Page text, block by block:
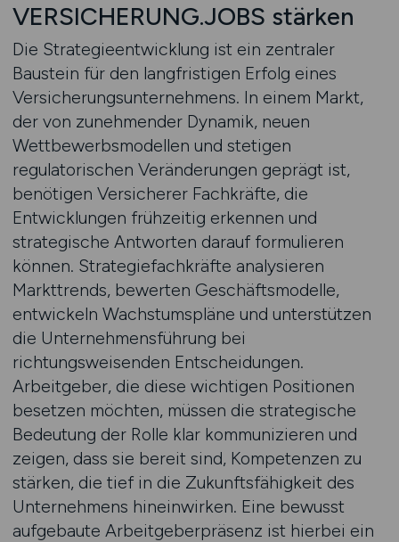
VERSICHERUNG.JOBS stärken
Die Strategieentwicklung ist ein zentraler
Baustein für den langfristigen Erfolg eines
Versicherungsunternehmens. In einem Markt,
der von zunehmender Dynamik, neuen
Wettbewerbsmodellen und stetigen
regulatorischen Veränderungen geprägt ist,
benötigen Versicherer Fachkräfte, die
Entwicklungen frühzeitig erkennen und
strategische Antworten darauf formulieren
können. Strategiefachkräfte analysieren
Markttrends, bewerten Geschäftsmodelle,
entwickeln Wachstumspläne und unterstützen
die Unternehmensführung bei
richtungsweisenden Entscheidungen.
Arbeitgeber, die diese wichtigen Positionen
besetzen möchten, müssen die strategische
Bedeutung der Rolle klar kommunizieren und
zeigen, dass sie bereit sind, Kompetenzen zu
stärken, die tief in die Zukunftsfähigkeit des
Unternehmens hineinwirken. Eine bewusst
aufgebaute Arbeitgeberpräsenz ist hierbei ein